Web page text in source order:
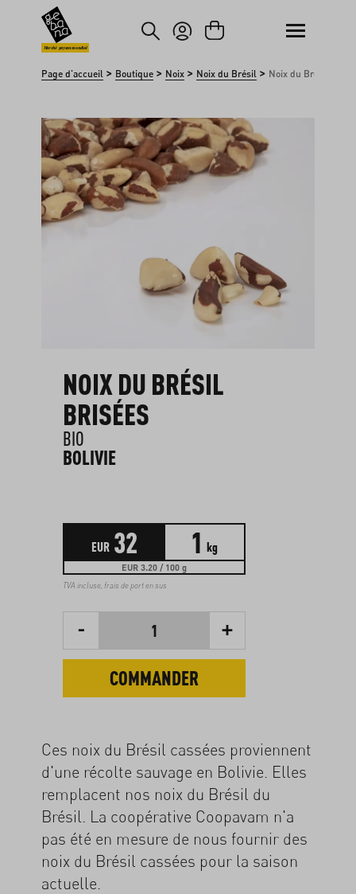
au contenu principal
Passer à la recherche
Marché paysan mondial
Page d'accueil > Boutique > Noix > Noix du Brésil > Noix du Brésil
Ignorer la galerie d'images
NOIX DU BRÉSIL
BRISÉES
BIO
BOLIVIE
EUR 32 1 kg
EUR 3.20 / 100 g
TVA incluse, frais de port en sus
- 1 +
COMMANDER
Ces noix du Brésil cassées proviennent
d'une récolte sauvage en Bolivie. Elles
remplacent nos noix du Brésil du
Brésil. La coopérative Coopavam n'a
pas été en mesure de nous fournir des
noix du Brésil cassées pour la saison
actuelle.